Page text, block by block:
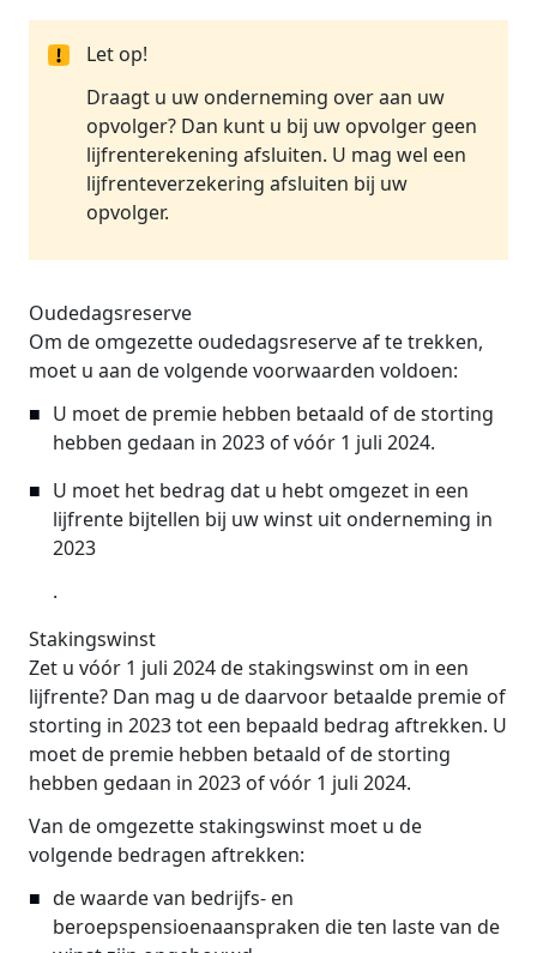
Let op!
Draagt u uw onderneming over aan uw
opvolger? Dan kunt u bij uw opvolger geen
lijfrenterekening afsluiten. U mag wel een
lijfrenteverzekering afsluiten bij uw
opvolger.
Oudedagsreserve
Om de omgezette oudedagsreserve af te trekken,
moet u aan de volgende voorwaarden voldoen:
U moet de premie hebben betaald of de storting
hebben gedaan in 2023 of vóór 1 juli 2024.
U moet het bedrag dat u hebt omgezet in een
lijfrente bijtellen bij uw winst uit onderneming in
2023
.
Stakingswinst
Zet u vóór 1 juli 2024 de stakingswinst om in een
lijfrente? Dan mag u de daarvoor betaalde premie of
storting in 2023 tot een bepaald bedrag aftrekken. U
moet de premie hebben betaald of de storting
hebben gedaan in 2023 of vóór 1 juli 2024.
Van de omgezette stakingswinst moet u de
volgende bedragen aftrekken:
de waarde van bedrijfs- en
beroepspensioenaanspraken die ten laste van de